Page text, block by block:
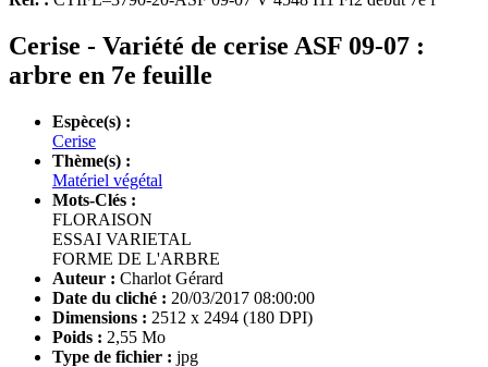
Cerise - Variété de cerise ASF 09-07 :
arbre en 7e feuille
Espèce(s) :
Cerise
Thème(s) :
Matériel végétal
Mots-Clés :
FLORAISON
ESSAI VARIETAL
FORME DE L'ARBRE
Auteur : Charlot Gérard
Date du cliché : 20/03/2017 08:00:00
Dimensions : 2512 x 2494 (180 DPI)
Poids : 2,55 Mo
Type de fichier : jpg